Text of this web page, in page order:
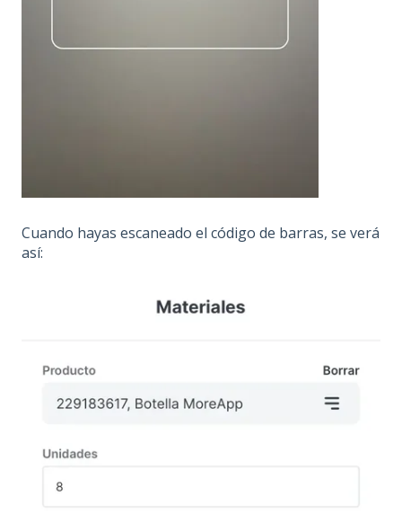
Cuando hayas escaneado el código de barras, se verá
así: